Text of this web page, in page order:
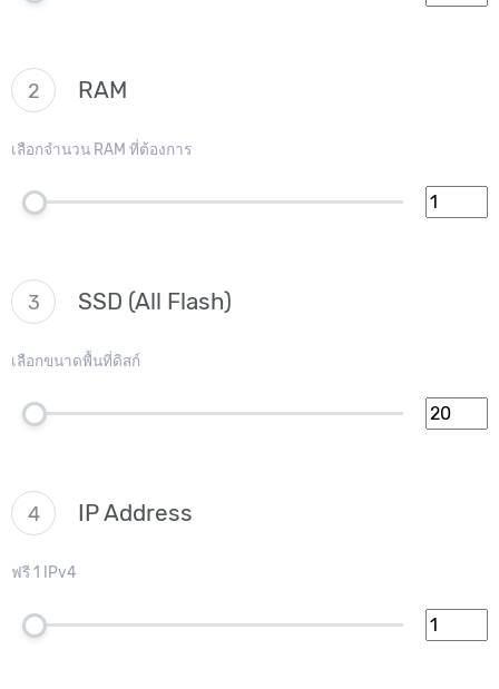
2 RAM
เลือกจำนวน RAM ที่ต้องการ
3 SSD (All Flash)
เลือกขนาดพื้นที่ดิสก์
4 IP Address
ฟรี 1 IPv4